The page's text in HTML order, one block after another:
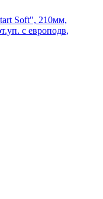
Soft", 210мм,
с европодв,